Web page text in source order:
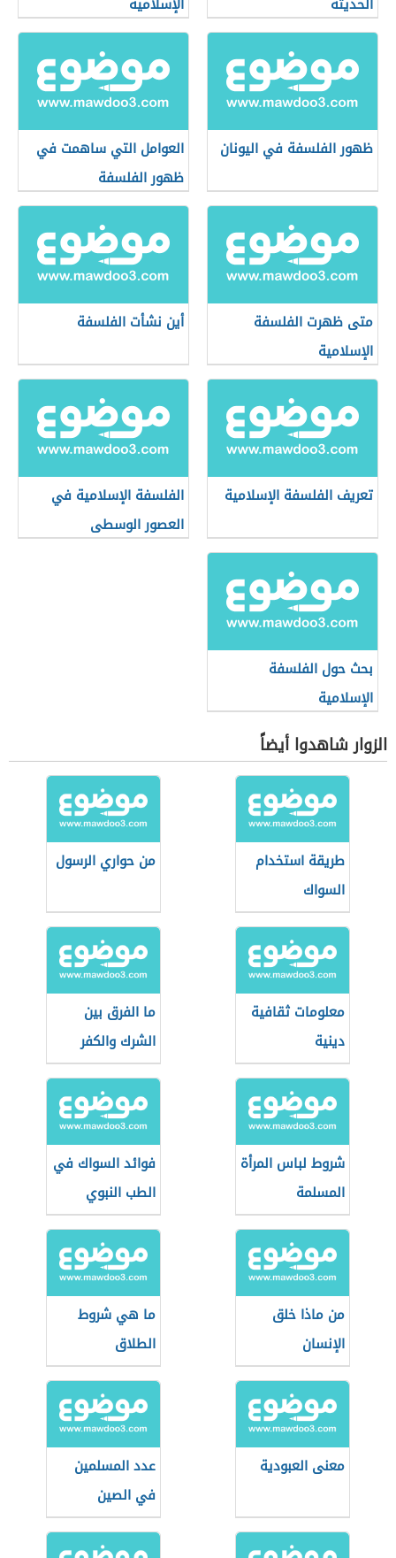
ظهور الفلسفة في اليونان
العوامل التي ساهمت في
ظهور الفلسفة
متى ظهرت الفلسفة
الإسلامية
أين نشأت الفلسفة
تعريف الفلسفة الإسلامية
الفلسفة الإسلامية في
العصور الوسطى
بحث حول الفلسفة
الإسلامية
الزوار شاهدوا أيضاً
طريقة استخدام
السواك
من حواري الرسول
معلومات ثقافية
دينية
ما الفرق بين
الشرك والكفر
شروط لباس المرأة
المسلمة
فوائد السواك في
الطب النبوي
من ماذا خلق
الإنسان
ما هي شروط
الطلاق
معنى العبودية
عدد المسلمين
في الصين